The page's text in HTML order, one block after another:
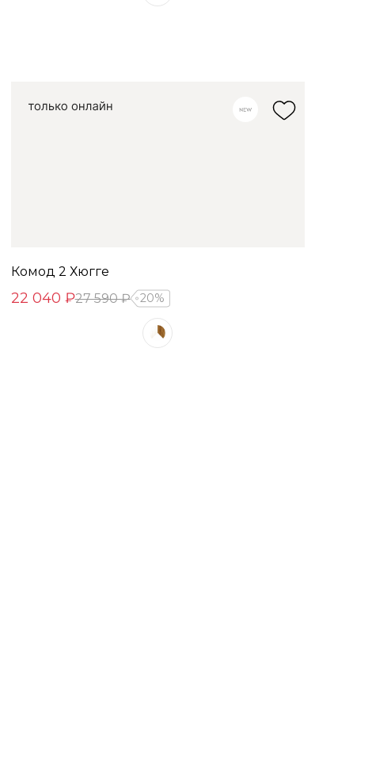
Комод 2 Хюгге
22 040 ₽27 590 ₽ 20%